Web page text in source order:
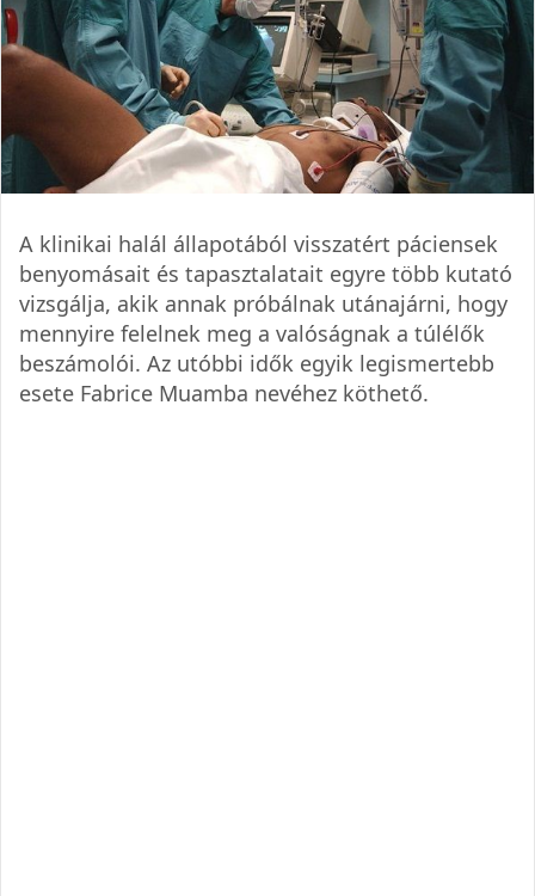
A klinikai halál állapotából visszatért páciensek
benyomásait és tapasztalatait egyre több kutató
vizsgálja, akik annak próbálnak utánajárni, hogy
mennyire felelnek meg a valóságnak a túlélők
beszámolói. Az utóbbi idők egyik legismertebb
esete Fabrice Muamba nevéhez köthető.